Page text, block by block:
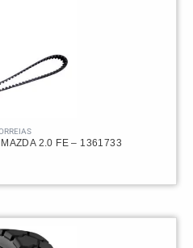
2.0 FE – 1361733